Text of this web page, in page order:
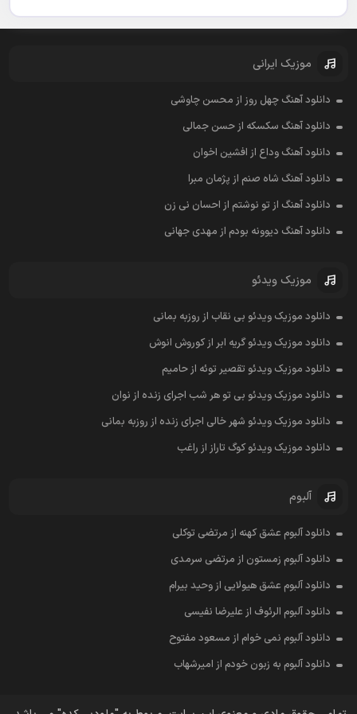
موزیک ایرانی
دانلود آهنگ چهل روز از محسن چاوشی
دانلود آهنگ سکسکه از حسن جمالی
دانلود آهنگ وداع از افشين اخوان
دانلود آهنگ شاه صنم از پژمان مبرا
دانلود آهنگ از تو نوشتم از احسان نی زن
دانلود آهنگ دیوونه بودم از مهدی جهانی
موزیک ویدئو
دانلود موزیک ویدئو بی نقاب از روزبه بمانی
دانلود موزیک ویدئو گریه ابر از کوروش انوش
دانلود موزیک ویدئو تقصیر توئه از حامیم
دانلود موزیک ویدئو بی تو هر شب اجرای زنده از نوان
دانلود موزیک ویدئو شهر خالی اجرای زنده از روزبه بمانی
دانلود موزیک ویدئو کوگ تاراز از راغب
آلبوم
دانلود آلبوم عشق کهنه از مرتضی توکلی
دانلود آلبوم زمستون از مرتضی سرمدی
دانلود آلبوم عشق هیولایی از وحید بیرام
دانلود آلبوم الرئوف از علیرضا نفیسی
دانلود آلبوم نمی خوام از مسعود مفتوح
دانلود آلبوم به زبون خودم از امیرشهاب